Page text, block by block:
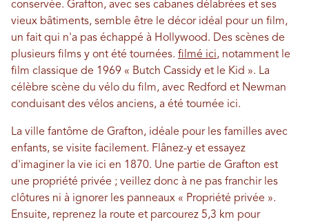
conservée. Grafton, avec ses cabanes délabrées et ses
vieux bâtiments, semble être le décor idéal pour un film,
un fait qui n'a pas échappé à Hollywood. Des scènes de
plusieurs films y ont été tournées. filmé ici, notamment le
film classique de 1969 « Butch Cassidy et le Kid ». La
célèbre scène du vélo du film, avec Redford et Newman
conduisant des vélos anciens, a été tournée ici.
La ville fantôme de Grafton, idéale pour les familles avec
enfants, se visite facilement. Flânez-y et essayez
d'imaginer la vie ici en 1870. Une partie de Grafton est
une propriété privée ; veillez donc à ne pas franchir les
clôtures ni à ignorer les panneaux « Propriété privée ».
Ensuite, reprenez la route et parcourez 5,3 km pour